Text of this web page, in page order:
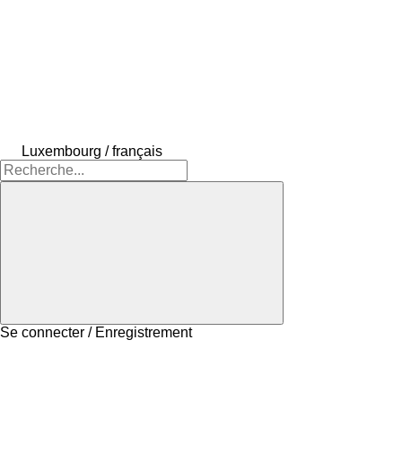
Luxembourg / français
Se connecter / Enregistrement